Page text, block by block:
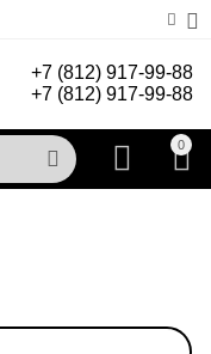
+7 (812) 917-99-88
+7 (812) 917-99-88
0